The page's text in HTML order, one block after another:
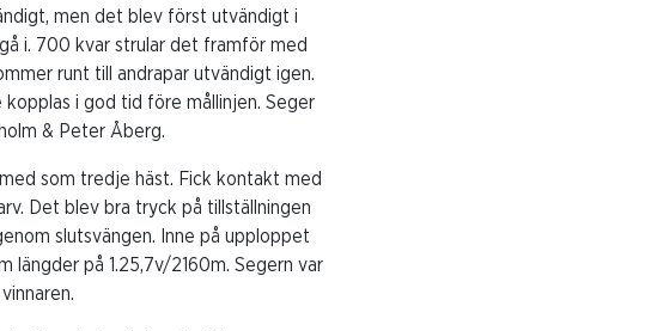
men det blev först utvändigt i
i. 700 kvar strular det framför med
runt till andrapar utvändigt igen.
i god tid före mållinjen. Seger
& Peter Åberg.
som tredje häst. Fick kontakt med
Det blev bra tryck på tillställningen
slutsvängen. Inne på upploppet
på 1.25,7v/2160m. Segern var